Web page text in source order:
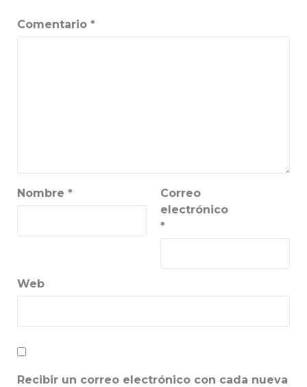
Comentario *
Nombre *
Correo
electrónico
*
Web
Recibir un correo electrónico con cada nueva